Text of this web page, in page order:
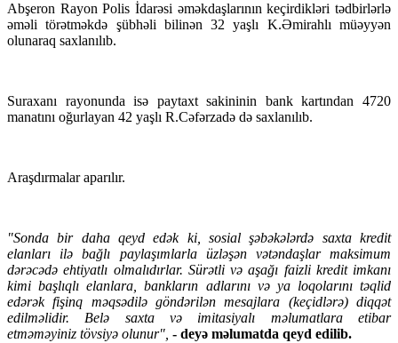
Abşeron Rayon Polis İdarəsi əməkdaşlarının keçirdikləri tədbirlərlə
əməli törətməkdə şübhəli bilinən 32 yaşlı K.Əmirahlı müəyyən
olunaraq saxlanılıb.
Suraxanı rayonunda isə paytaxt sakininin bank kartından 4720
manatını oğurlayan 42 yaşlı R.Cəfərzadə də saxlanılıb.
Araşdırmalar aparılır.
"Sonda bir daha qeyd edək ki, sosial şəbəkələrdə saxta kredit
elanları ilə bağlı paylaşımlarla üzləşən vətəndaşlar maksimum
dərəcədə ehtiyatlı olmalıdırlar. Sürətli və aşağı faizli kredit imkanı
kimi başlıqlı elanlara, bankların adlarını və ya loqolarını təqlid
edərək fişinq məqsədilə göndərilən mesajlara (keçidlərə) diqqət
edilməlidir. Belə saxta və imitasiyalı məlumatlara etibar
etməməyiniz tövsiyə olunur", - deyə məlumatda qeyd edilib.